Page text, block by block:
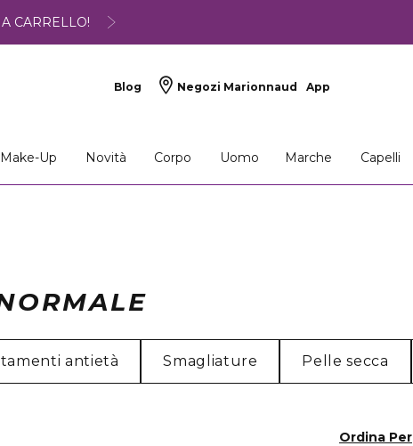
CARRELLO!
Blog Negozi Marionnaud App
Make-Up Novità Corpo Uomo Marche Capelli
antietà Smagliature Pelle secca
Ordina Per